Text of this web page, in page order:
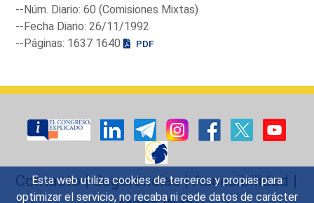
Esta web utiliza cookies de terceros y propias para
optimizar el servicio, no recaba ni cede datos de carácter
--Núm. Diario: 60 (Comisiones Mixtas)
--Fecha Diario: 26/11/1992
--Páginas: 1637 1640
PDF
Contacto|Sugerencias|Accesibilidad |